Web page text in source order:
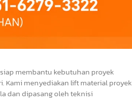
membantu kebutuhan proyek
Kami menyediakan lift material proyek
dan dipasang oleh teknisi